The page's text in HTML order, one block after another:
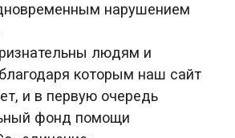
нарушением
людям и
которым наш сайт
и в первую очередь
фонд помощи